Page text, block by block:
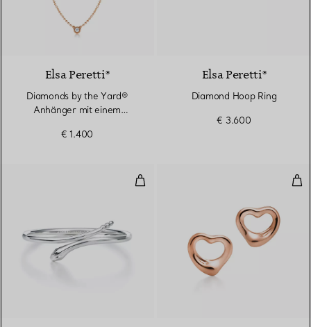
Elsa Peretti®
Diamonds by the Yard®
Anhänger mit einem
€ 1.400
Elsa Peretti®
Diamond Hoop Ring
€ 3.600
Schlangen-Armreif